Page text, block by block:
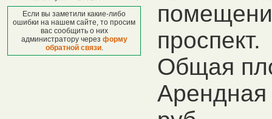
Если вы заметили какие-либо
ошибки на нашем сайте, то просим
вас сообщить о них
администратору через форму
обратной связи.
проспект.
Общая
Арендная